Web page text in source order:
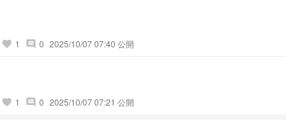
favorite 1 comment 0 2025/10/07 07:40 公開
favorite 1 comment 0 2025/10/07 07:21 公開